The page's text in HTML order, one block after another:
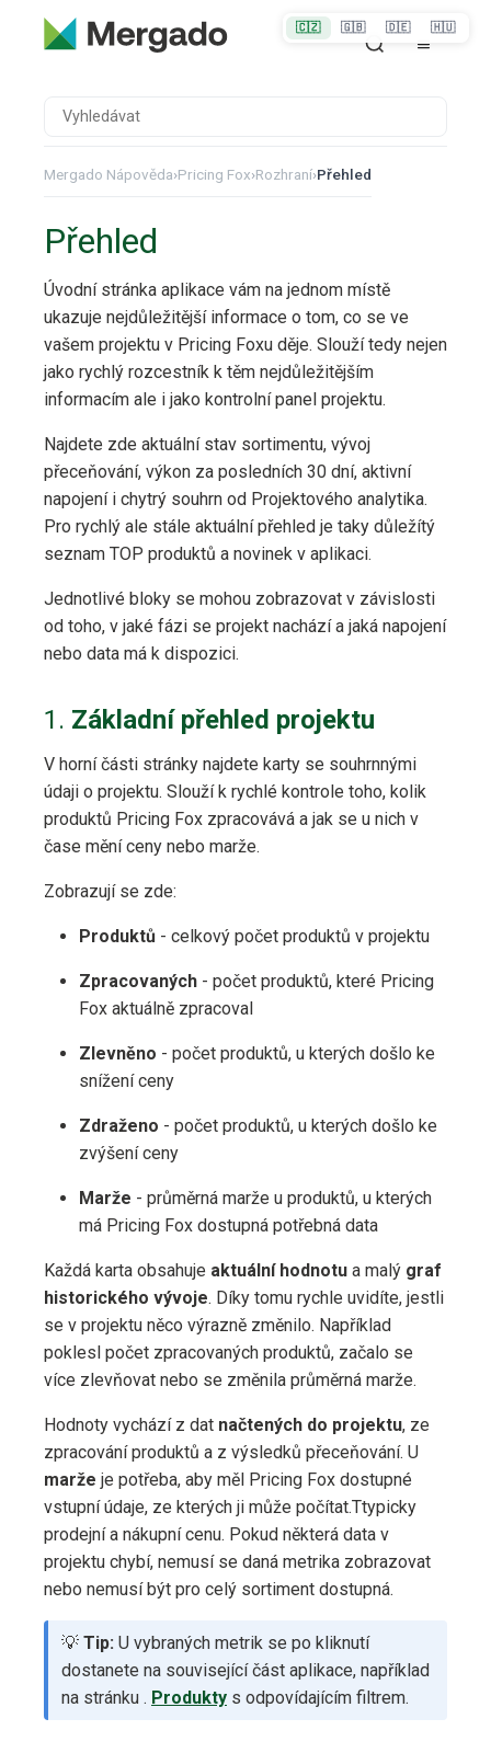
Mergado Nápověda›Pricing Fox›Rozhraní›Přehled
Přehled
Úvodní stránka aplikace vám na jednom místě
ukazuje nejdůležitější informace o tom, co se ve
vašem projektu v Pricing Foxu děje. Slouží tedy nejen
jako rychlý rozcestník k těm nejdůležitějším
informacím ale i jako kontrolní panel projektu.
Najdete zde aktuální stav sortimentu, vývoj
přeceňování, výkon za posledních 30 dní, aktivní
napojení i chytrý souhrn od Projektového analytika.
Pro rychlý ale stále aktuální přehled je taky důležítý
seznam TOP produktů a novinek v aplikaci.
Jednotlivé bloky se mohou zobrazovat v závislosti
od toho, v jaké fázi se projekt nachází a jaká napojení
nebo data má k dispozici.
1. Základní přehled projektu
V horní části stránky najdete karty se souhrnnými
údaji o projektu. Slouží k rychlé kontrole toho, kolik
produktů Pricing Fox zpracovává a jak se u nich v
čase mění ceny nebo marže.
Zobrazují se zde:
Produktů - celkový počet produktů v projektu
Zpracovaných - počet produktů, které Pricing
Fox aktuálně zpracoval
Zlevněno - počet produktů, u kterých došlo ke
snížení ceny
Zdraženo - počet produktů, u kterých došlo ke
zvýšení ceny
Marže - průměrná marže u produktů, u kterých
má Pricing Fox dostupná potřebná data
Každá karta obsahuje aktuální hodnotu a malý graf
historického vývoje. Díky tomu rychle uvidíte, jestli
se v projektu něco výrazně změnilo. Například
poklesl počet zpracovaných produktů, začalo se
více zlevňovat nebo se změnila průměrná marže.
Hodnoty vychází z dat načtených do projektu, ze
zpracování produktů a z výsledků přeceňování. U
marže je potřeba, aby měl Pricing Fox dostupné
vstupní údaje, ze kterých ji může počítat.Ttypicky
prodejní a nákupní cenu. Pokud některá data v
projektu chybí, nemusí se daná metrika zobrazovat
nebo nemusí být pro celý sortiment dostupná.
💡 Tip: U vybraných metrik se po kliknutí
dostanete na související část aplikace, například
na stránku . Produkty s odpovídajícím filtrem.
🇨🇿 🇬🇧 🇩🇪 🇭🇺